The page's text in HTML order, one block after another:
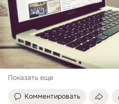
Показать еще
Комментировать